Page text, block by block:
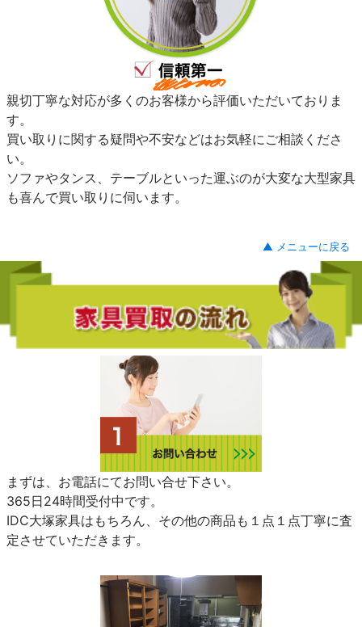
親切丁寧な対応が多くのお客様から評価いただいておりま
す。
買い取りに関する疑問や不安などはお気軽にご相談くださ
い。
ソファやタンス、テーブルといった運ぶのが大変な大型家具
も喜んで買い取りに伺います。
▲ メニューに戻る
まずは、お電話にてお問い合せ下さい。
365日24時間受付中です。
IDC大塚家具はもちろん、その他の商品も１点１点丁寧に査
定させていただきます。